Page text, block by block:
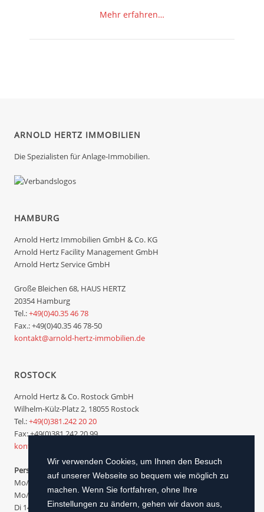
Wir verwenden Cookies, um Ihnen den Besuch
auf unserer Webseite so bequem wie möglich zu
machen. Wenn Sie fortfahren, ohne Ihre
Einstellungen zu ändern, gehen wir davon aus,
Mehr erfahren…
ARNOLD HERTZ IMMOBILIEN
Die Spezialisten für Anlage-Immobilien.
HAMBURG
Arnold Hertz Immobilien GmbH & Co. KG
Arnold Hertz Facility Management GmbH
Arnold Hertz Service GmbH
Große Bleichen 68, HAUS HERTZ
20354 Hamburg
Tel.:+49(0)40.35 46 78
Fax.: +49(0)40.35 46 78-50
kontakt@arnold-hertz-immobilien.de
ROSTOCK
Arnold Hertz & Co. Rostock GmbH
Wilhelm-Külz-Platz 2, 18055 Rostock
Tel.:+49(0)381.242 20 20
Fax: +49(0)381.242 20 99
kontakt@arnoldhertz.com
Persönliche telefonische Erreichbarkeit
Mo/Di/Do/Fr 09.00 bis 12.00 Uhr
Mo/Do 14.00 bis 15.00 Uhr
Di 14.00 bis 17.00 Uhr